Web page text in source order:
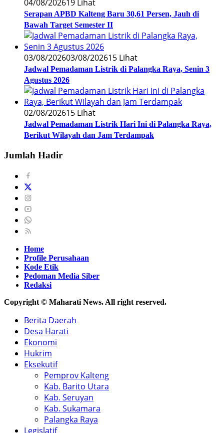
04/08/202619 Lihat
Serapan APBD Kalteng Baru 30,61 Persen, Jauh di
Bawah Target Semester II
03/08/202603/08/202615 Lihat
Jadwal Pemadaman Listrik di Palangka Raya, Senin 3
Agustus 2026
02/08/202615 Lihat
Jadwal Pemadaman Listrik Hari Ini di Palangka Raya,
Berikut Wilayah dan Jam Terdampak
Jumlah Hadir
Home
Profile Perusahaan
Kode Etik
Pedoman Media Siber
Redaksi
Copyright © Maharati News. All right reserved.
Berita Daerah
Desa Harati
Ekonomi
Hukrim
Eksekutif
Pemprov Kalteng
Kab. Barito Utara
Kab. Seruyan
Kab. Sukamara
Palangka Raya
Legislatif